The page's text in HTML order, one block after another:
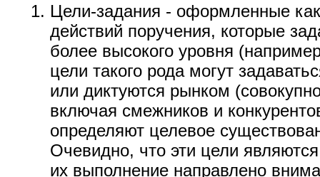
Цели-задания - оформленные
действий поручения, которые
более высокого уровня
цели такого рода могут
или диктуются рынком
включая смежников и
определяют целевое
Очевидно, что эти цели
их выполнение направлено